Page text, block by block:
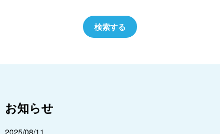
お知らせ
2025/08/11